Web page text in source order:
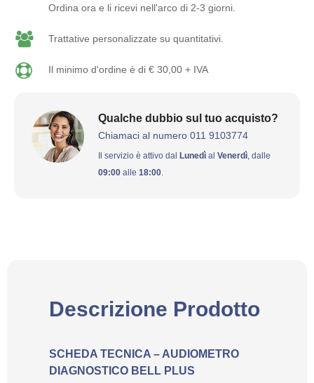
Ordina ora e li ricevi nell'arco di 2-3 giorni.
Trattative personalizzate su quantitativi.
Il minimo d'ordine è di € 30,00 + IVA
Qualche dubbio sul tuo acquisto?
Chiamaci al numero 011 9103774
Il servizio è attivo dal Lunedì al Venerdì, dalle
09:00 alle 18:00.
Descrizione Prodotto
SCHEDA TECNICA – AUDIOMETRO
DIAGNOSTICO BELL PLUS